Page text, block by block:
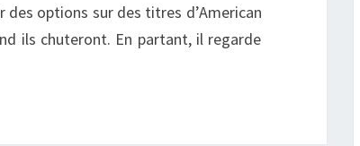
options sur des titres d’American
ils chuteront. En partant, il regarde